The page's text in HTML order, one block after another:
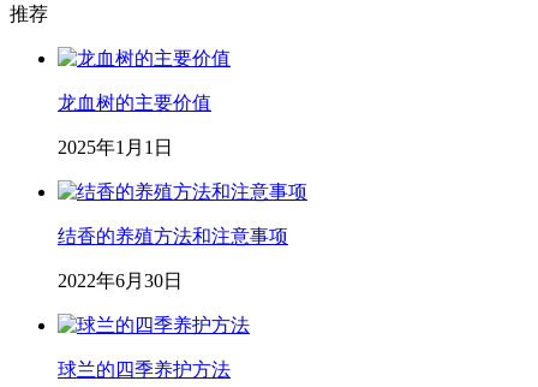
推荐
龙血树的主要价值
2025年1月1日
结香的养殖方法和注意事项
2022年6月30日
球兰的四季养护方法